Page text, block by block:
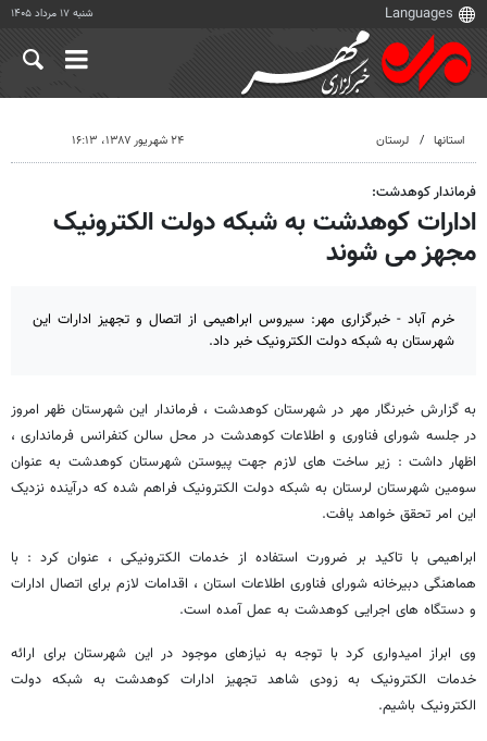
شنبه ۱۷ مرداد ۱۴۰۵
استانها لرستان ۲۴ شهریور ۱۳۸۷، ۱۶:۱۳
فرماندار کوهدشت:
ادارات ک‍و‌ه‍دش‍ت‌ ب‍ه‌ ش‍ب‍ک‍ه‌ دول‍ت‌ ‌ال‍ک‍ت‍رون‍ی‍ک
م‍ج‍‍ه‍ز م‍‍ی‌ ش‍وند
خرم آباد - خبرگزاری مهر: سیروس ابراهیمی از اتصال و تجهیز ادارات این
شهرستان ب‍ه‌ ش‍ب‍ک‍ه‌ دول‍ت‌ ‌ال‍ک‍ت‍رون‍ی‍ک خبر داد.
به گزارش خبرنگار مهر در شهرستان کوهدشت ، فرماندار این شهرستان ظهر امروز
در ج‍ل‍س‍ه‌ ش‍ور‌ا‌ی‌ ف‍ن‍‍اور‌ی‌ و ‌اطلا‌ع‍‍ات‌ کوهدشت در محل سالن کنفرانس فرمانداری ،
اظهار داشت : زی‍ر س‍‍اخ‍ت‌ ‌ه‍‍ا‌ی‌ لازم‌ ج‍‍ه‍ت‌ پ‍ی‍وس‍ت‍ن‌ ش‍‍ه‍رس‍ت‍‍ان‌ کوهدشت به عنوان
سومین شهرستان لرستان ب‍ه‌ ش‍ب‍ک‍ه‌ دول‍ت‌ ‌ال‍ک‍ت‍رون‍ی‍ک ف‍ر‌ا‌ه‍م‌ ش‍ده‌ که در‌آی‍ن‍ده‌ ن‍زدی‍ک
‌ای‍ن‌ ‌ام‍ر ت‍ح‍ق‍ق‌ خ‍و‌ا‌ه‍د ی‍‍اف‍ت.
ابراهیمی با تاکید بر ضرورت استفاده از خدمات الکترونیکی ، عنوان کرد : ب‍‍ا
‌ه‍م‍‍ا‌ه‍ن‍گ‍‍ی دب‍ی‍رخ‍‍ان‍ه‌ ش‍ور‌ا‌ی‌ ف‍ن‍‍اور‌ی ‌اطلا‌ع‍‍ات استان‌ ، ‌اق‍د‌ام‍‍ات‌ لازم‌ برای‌ اتصال ‌اد‌ار‌ات‌
و دس‍ت‍گ‍‍اه‌ ‌ه‍‍ا‌ی‌ ‌اج‍ر‌ای‍‍ی‌ ک‍و‌ه‍دش‍ت‌ ب‍ه‌ ‌ع‍م‍ل‌ ‌آم‍ده‌ ‌اس‍ت.
وی ابراز امیدواری کرد با توجه به نیازهای موجود در این شهرستان برای ارائه
خدمات الکترونیک به زودی شاهد تجهیز ادارات کوهدشت به شبکه دول‍ت‌
‌ال‍ک‍ت‍رون‍ی‍ک باشیم.